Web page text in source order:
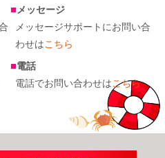
■メッセージ
メッセージサポートにお問い合
わせはこちら
■電話
電話でお問い合わせはこちら